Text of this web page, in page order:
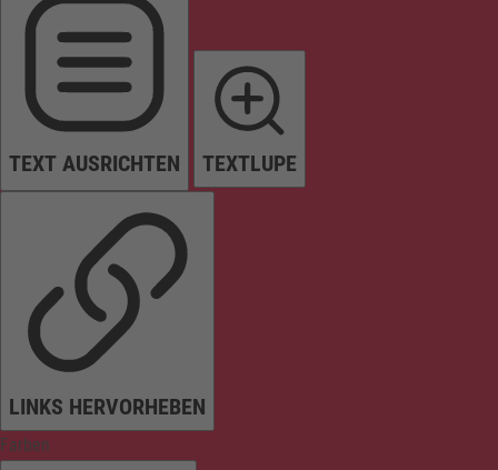
TEXT AUSRICHTEN TEXTLUPE
LINKS HERVORHEBEN
Farben